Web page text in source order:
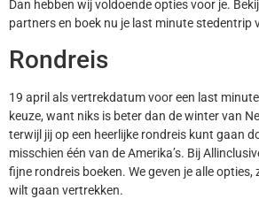
Dan hebben wij voldoende opties voor je.
partners en boek nu je last minute stedentrip
Rondreis
19 april als vertrekdatum voor een last
keuze, want niks is beter dan de winter van
terwijl jij op een heerlijke rondreis kunt gaan
misschien één van de Amerika’s. Bij
fijne rondreis boeken. We geven je alle
wilt gaan vertrekken.